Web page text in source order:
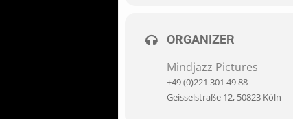
ORGANIZER
Mindjazz Pictures
+49 (0)221 301 49 88
Geisselstraße 12, 50823 Köln